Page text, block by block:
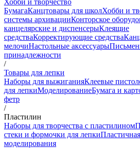
БумагаКанцтовары для школХобби и
системы архивацииКонторское
канцелярские и диспенсерыКлеящие
средстваКорректирующие средства
мелочиНастольные аксессуары
принадлежности
/
Товары для лепки
Наборы для выжиганияКлеевые
для лепкиМоделированиеБумага и
фетр
/
Пластилин
Наборы для творчества с пластилином
стеки и формочки для лепки
моделирования